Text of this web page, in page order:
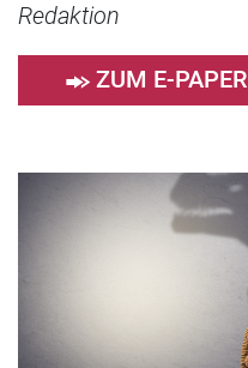
Redaktion
ZUM E-PAPER